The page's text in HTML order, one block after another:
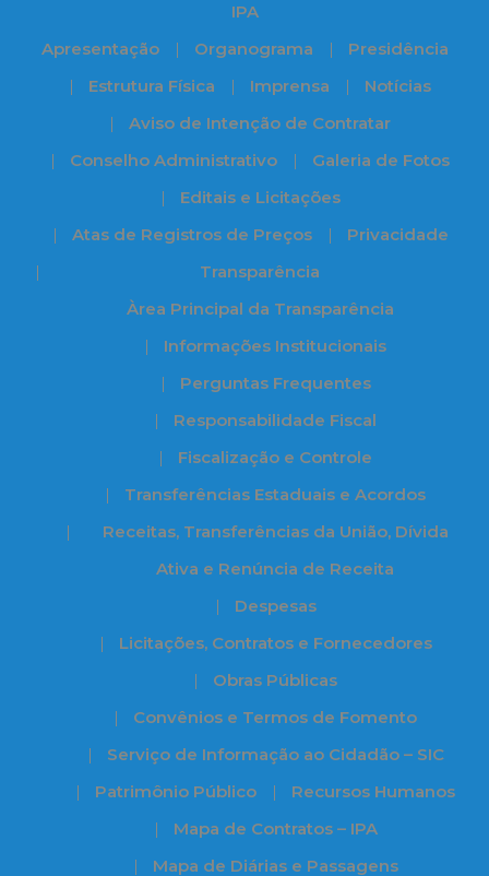
IPA
Apresentação
Organograma
Presidência
Estrutura Física
Imprensa
Notícias
Aviso de Intenção de Contratar
Conselho Administrativo
Galeria de Fotos
Editais e Licitações
Atas de Registros de Preços
Privacidade
Transparência
Àrea Principal da Transparência
Informações Institucionais
Perguntas Frequentes
Responsabilidade Fiscal
Fiscalização e Controle
Transferências Estaduais e Acordos
Receitas, Transferências da União, Dívida
Ativa e Renúncia de Receita
Despesas
Licitações, Contratos e Fornecedores
Obras Públicas
Convênios e Termos de Fomento
Serviço de Informação ao Cidadão – SIC
Patrimônio Público
Recursos Humanos
Mapa de Contratos – IPA
Mapa de Diárias e Passagens